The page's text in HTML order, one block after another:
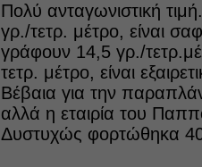
Πολύ ανταγωνιστική
γρ./τετρ. μέτρο, είναι
γράφουν 14,5 γρ./
τετρ. μέτρο, είναι
Βέβαια για την
αλλά η εταιρία του
Δυστυχώς φορτώθηκα